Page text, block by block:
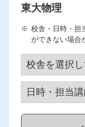
東大物理
校舎・日時・担
ができない場合